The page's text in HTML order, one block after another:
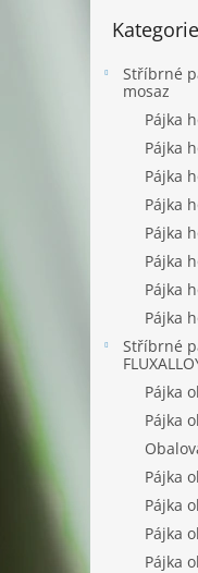
kategorie
Kategorie
Stříbrné
mosaz
Pájka
Pájka
Pájka
Pájka
Pájka
Pájka
Pájka
Pájka
Stříbrné
Pájka
Pájka
Pájka
Pájka
Pájka
Pájka